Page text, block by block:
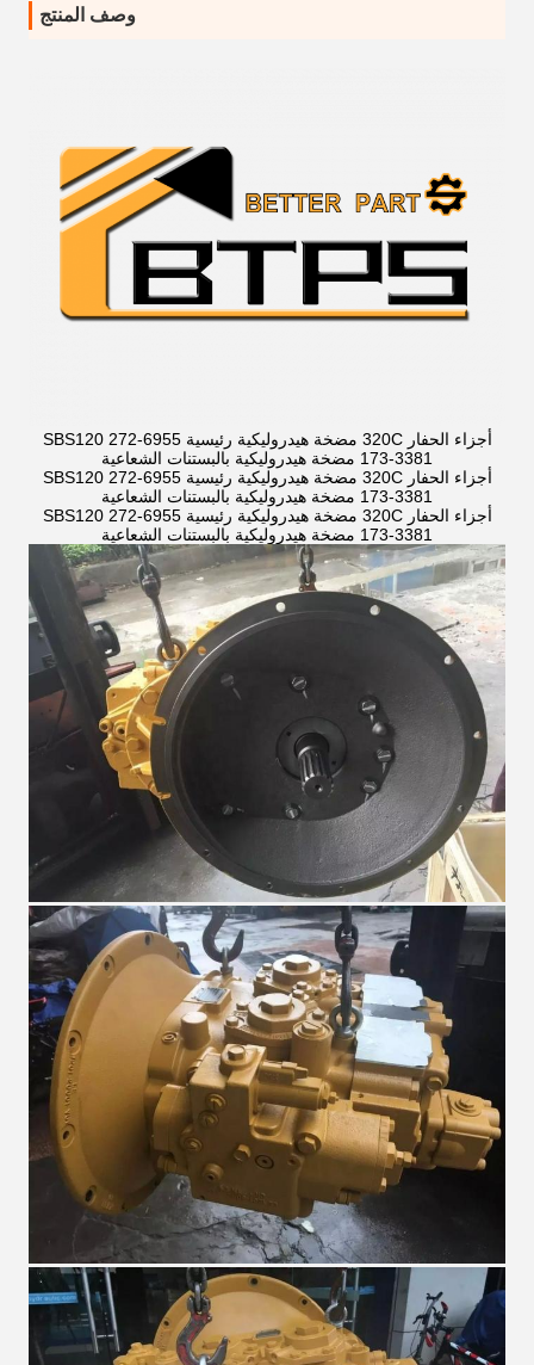
وصف المنتج
أجزاء الحفار 320C مضخة هيدروليكية رئيسية SBS120 272-6955
173-3381 مضخة هيدروليكية بالبستنات الشعاعية
أجزاء الحفار 320C مضخة هيدروليكية رئيسية SBS120 272-6955
173-3381 مضخة هيدروليكية بالبستنات الشعاعية
أجزاء الحفار 320C مضخة هيدروليكية رئيسية SBS120 272-6955
173-3381 مضخة هيدروليكية بالبستنات الشعاعية